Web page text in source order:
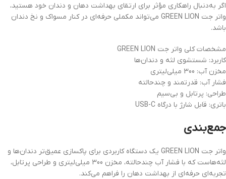
اگر به‌دنبال راهکاری مؤثر برای ارتقای بهداشت دهان و دندان خود هستید،
واتر جت GREEN LION می‌تواند مکملی حرفه‌ای در کنار مسواک و نخ دندان
باشد.
مشخصات کلی واتر جت GREEN LION
کاربرد: شستشوی لثه و دندان‌ها
مخزن آب: 300 میلی‌لیتری
فشار آب: قدرتمند و چندحالته
طراحی: پرتابل و بی‌سیم
باتری: قابل شارژ با درگاه USB-C
جمع‌بندی
واتر جت GREEN LION یک دستگاه کاربردی برای پاکسازی عمیق‌تر دندان‌ها و
لثه‌هاست که با فشار آب چندحالته، مخزن 300 میلی‌لیتری و طراحی پرتابل،
تجربه‌ای حرفه‌ای از بهداشت دهان را فراهم می‌کند.